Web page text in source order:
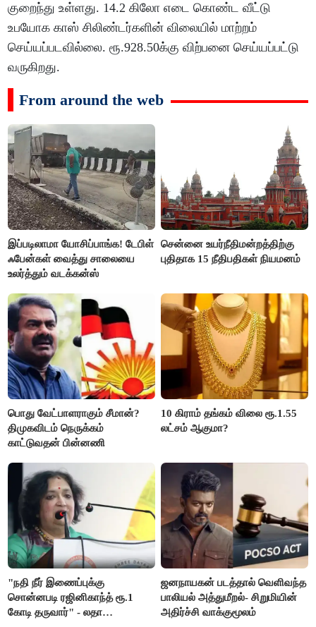
குறைந்து உள்ளது. 14.2 கிலோ எடை கொண்ட வீட்டு
உபயோக காஸ் சிலிண்டர்களின் விலையில் மாற்றம்
செய்யப்படவில்லை. ரூ.928.50க்கு விற்பனை செய்யப்பட்டு
வருகிறது.
From around the web
இப்படிலாமா யோசிப்பாங்க! டேபிள்
ஃபேன்கள் வைத்து சாலையை
உலர்த்தும் வடக்கன்ஸ்
சென்னை உயர்நீதிமன்றத்திற்கு
புதிதாக 15 நீதிபதிகள் நியமனம்
பொது வேட்பாளராகும் சீமான்?
திமுகவிடம் நெருக்கம்
காட்டுவதன் பின்னணி
10 கிராம் தங்கம் விலை ரூ.1.55
லட்சம் ஆகுமா?
"நதி நீர் இணைப்புக்கு
சொன்னபடி ரஜினிகாந்த் ரூ.1
கோடி தருவார்" - லதா
ஜனநாயகன் படத்தால் வெளிவந்த
பாலியல் அத்துமீறல்- சிறுமியின்
அதிர்ச்சி வாக்குமூலம்